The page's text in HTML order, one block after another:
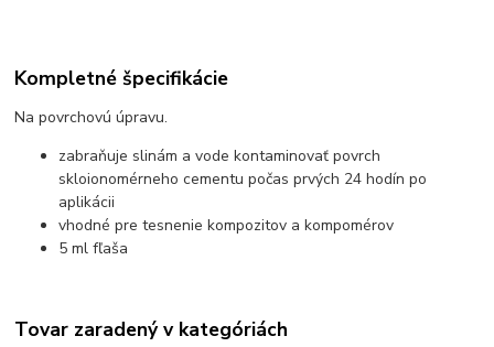
Kompletné špecifikácie
Na povrchovú úpravu.
zabraňuje slinám a vode kontaminovať povrch
skloionomérneho cementu počas prvých 24 hodín po
aplikácii
vhodné pre tesnenie kompozitov a kompomérov
5 ml fľaša
Tovar zaradený v kategóriách